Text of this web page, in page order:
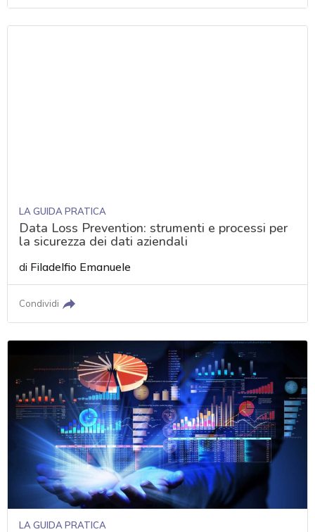
LA GUIDA PRATICA
Data Loss Prevention: strumenti e processi per
la sicurezza dei dati aziendali
di Filadelfio Emanuele
Condividi
LA GUIDA PRATICA